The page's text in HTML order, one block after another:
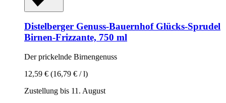
Distelberger Genuss-BauernhofGlücks-​Sprudel
Birnen-​Frizzante, 750 ml
Der prickelnde Birnengenuss
12,59 € (16,79 € / l)
Zustellung bis 11. August